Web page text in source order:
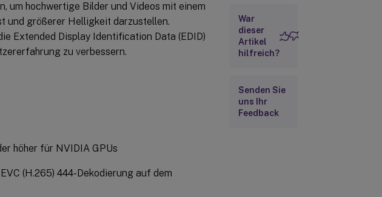
um hochwertige Bilder und Videos mit einem
und größerer Helligkeit darzustellen.
Extended Display Identification Data (EDID)
zu verbessern.
höher für NVIDIA GPUs
(H.265) 444-Dekodierung auf dem
War
dieser
Artikel
hilfreich?
Senden Sie
uns Ihr
Feedback